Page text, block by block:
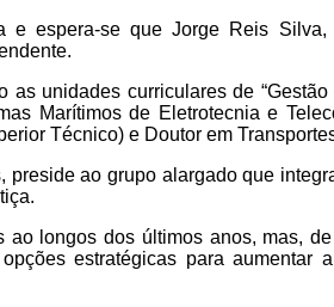
espera-se que Jorge Reis
unidades curriculares de “Gestão
Marítimos de Eletrotecnia e
Técnico) e Doutor em
ao grupo alargado que
longos dos últimos anos, mas,
estratégicas para